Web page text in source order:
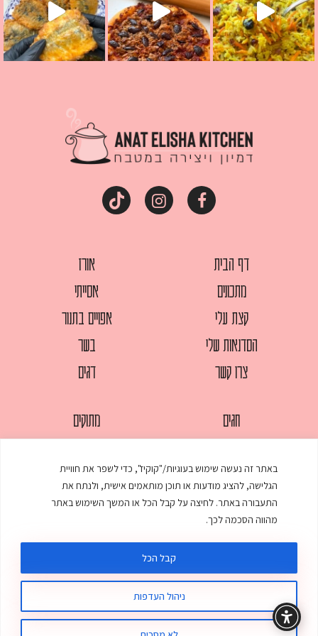
באתר זה נעשה שימוש בעוגיות/"קוקיז", כדי לשפר את חוויית
הגלישה, להציג מודעות או תוכן מותאמים אישית, ולנתח את
התעבורה באתר. לחיצה על קבל הכל או המשך השימוש באתר
מהווה הסכמה לכך.
ניהול העדפות
קבל הכל
דף הבית
מתכונים
קצת עלי
הסדנאות שלי
צרו קשר
אורז
אסייתי
אפויים בתנור
בשר
דגים
חגים
מאפים
ממולאים
מרקים
מתוקים
עוגות
עוף
© כל הזכויות שמורות לענת אלישע | עיצוב ובניית אתר
תקנון האתר מדיניות פרטיות